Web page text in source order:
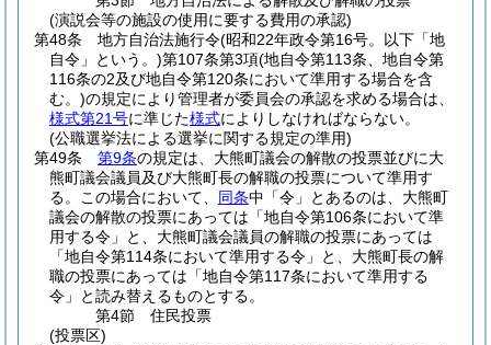
(演説会等の施設の使用に要する費用の承認)
第48条
地方自治法施行令(昭和22年政令第16号。以下「地
自令」という。)第107条第3項(地自令第113条、地自令第
116条の2及び地自令第120条において準用する場合を含
む。)の規定により管理者が委員会の承認を求める場合は、
様式第21号に準じた様式によりしなければならない。
(公職選挙法による選挙に関する規定の準用)
第49条
第9条の規定は、大熊町議会の解散の投票並びに大
熊町議会議員及び大熊町長の解職の投票について準用す
る。
この場合において、 同条中「令」とあるのは、大熊町
議会の解散の投票にあっては「地自令第106条において準
用する令」と、大熊町議会議員の解職の投票にあっては
「地自令第114条において準用する令」と、大熊町長の解
職の投票にあっては「地自令第117条において準用する
令」と読み替えるものとする。
第4節
住民投票
(投票区)